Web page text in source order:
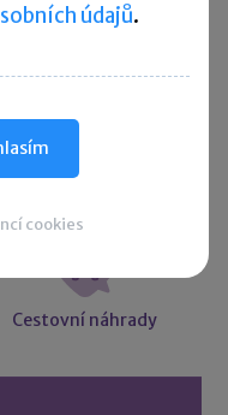
Cestovní náhrady
údajů.
cookies